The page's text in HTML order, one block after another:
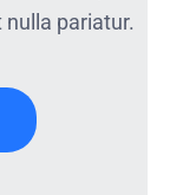
pariatur.